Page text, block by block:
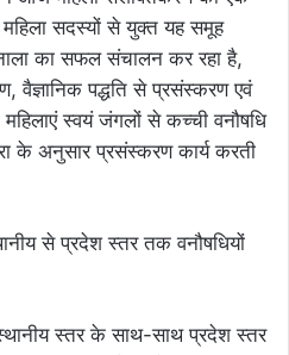
सदस्यों से युक्त यह समूह
का सफल संचालन कर रहा है,
वैज्ञानिक पद्धति से प्रसंस्करण एवं
स्वयं जंगलों से कच्ची वनौषधि
के अनुसार प्रसंस्करण कार्य करती
स्तर के साथ-साथ प्रदेश स्तर